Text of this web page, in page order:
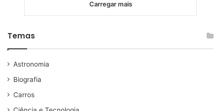
Carregar mais
Temas
Astronomia
Biografia
Carros